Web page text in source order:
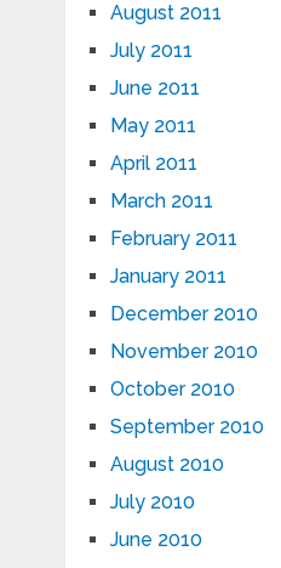
August 2011
July 2011
June 2011
May 2011
April 2011
March 2011
February 2011
January 2011
December 2010
November 2010
October 2010
September 2010
August 2010
July 2010
June 2010